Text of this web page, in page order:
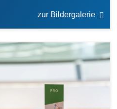
zur Bildergalerie